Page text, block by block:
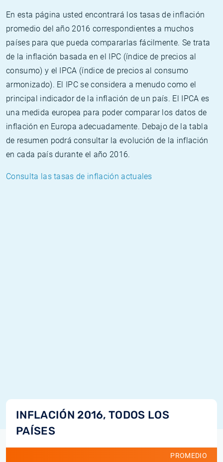
En esta página usted encontrará los tasas de inflación
promedio del año 2016 correspondientes a muchos
países para que pueda compararlas fácilmente. Se trata
de la inflación basada en el IPC (índice de precios al
consumo) y el IPCA (índice de precios al consumo
armonizado). El IPC se considera a menudo como el
principal indicador de la inflación de un país. El IPCA es
una medida europea para poder comparar los datos de
inflación en Europa adecuadamente. Debajo de la tabla
de resumen podrá consultar la evolución de la inflación
en cada país durante el año 2016.
Consulta las tasas de inflación actuales
INFLACIÓN 2016, TODOS LOS
PAÍSES
PROMEDIO